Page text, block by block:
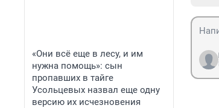
«Они всё еще в лесу, и им
нужна помощь»: сын
пропавших в тайге
Усольцевых назвал еще одну
версию их исчезновения